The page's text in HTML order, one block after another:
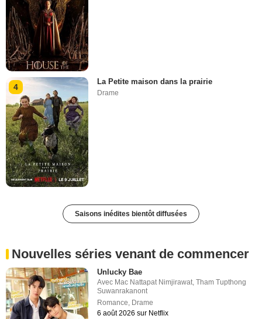
4
La Petite maison dans la prairie
Drame
Saisons inédites bientôt diffusées
Nouvelles séries venant de commencer
Unlucky Bae
Avec Mac Nattapat Nimjirawat,Tham Tupthong
Suwanrakanont
Romance, Drame
6 août 2026 sur Netflix